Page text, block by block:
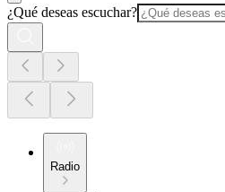
¿Qué deseas escuchar?
Radio